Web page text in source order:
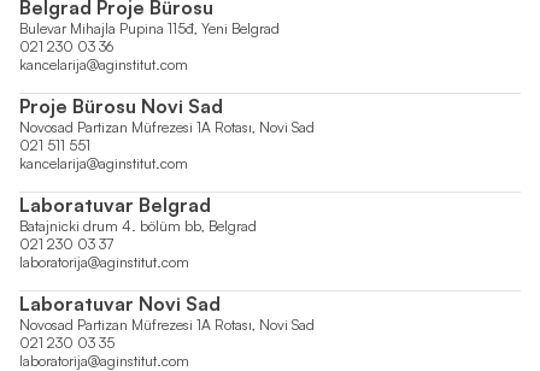
Belgrad Proje Bürosu
Bulevar Mihajla Pupina 115đ, Yeni Belgrad
021 230 03 36
kancelarija@aginstitut.com
Proje Bürosu Novi Sad
Novosad Partizan Müfrezesi 1A Rotası, Novi Sad
021 511 551
kancelarija@aginstitut.com
Laboratuvar Belgrad
Batajnicki drum 4. bölüm bb, Belgrad
021 230 03 37
laboratorija@aginstitut.com
Laboratuvar Novi Sad
Novosad Partizan Müfrezesi 1A Rotası, Novi Sad
021 230 03 35
laboratorija@aginstitut.com